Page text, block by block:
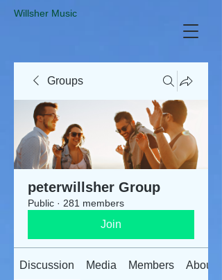
​Willsher Music
Groups
peterwillsher Group
Public · 281 members
Join
Discussion Media Members About